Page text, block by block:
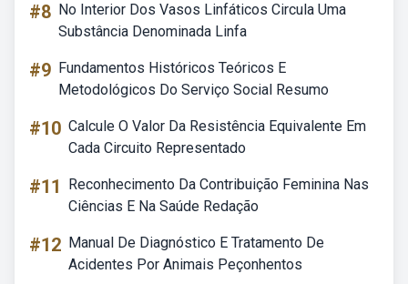
#8 No Interior Dos Vasos Linfáticos Circula Uma
Substância Denominada Linfa
#9 Fundamentos Históricos Teóricos E
Metodológicos Do Serviço Social Resumo
#10 Calcule O Valor Da Resistência Equivalente Em
Cada Circuito Representado
#11
Reconhecimento Da Contribuição Feminina Nas
Ciências E Na Saúde Redação
#12 Manual De Diagnóstico E Tratamento De
Acidentes Por Animais Peçonhentos